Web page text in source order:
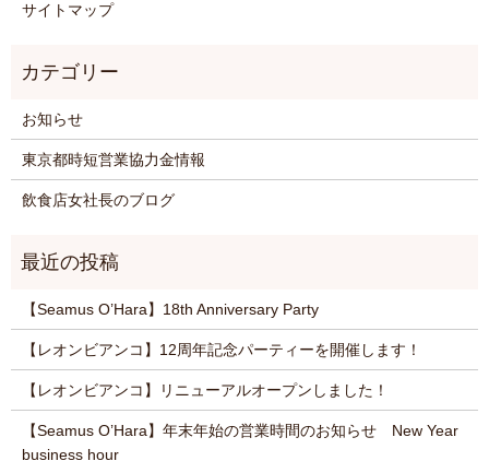
サイトマップ
お知らせ
東京都時短営業協力金情報
飲食店女社長のブログ
【Seamus O’Hara】18th Anniversary Party
【レオンビアンコ】12周年記念パーティーを開催します！
【レオンビアンコ】リニューアルオープンしました！
【Seamus O’Hara】年末年始の営業時間のお知らせ New Year
business hour